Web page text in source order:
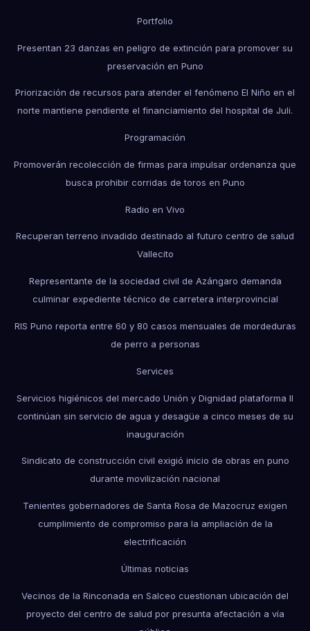
Portfolio
Presentan 23 danzas en peligro de extinción para promover su
preservación en Puno
Priorización de recursos para atender el fenómeno El Niño en el
norte mantiene pendiente el financiamiento del hospital de Juli.
Programación
Promoverán recolección de firmas para impulsar ordenanza que
busca prohibir corridas de toros en Puno
Radio en Vivo
Recuperan terreno invadido destinado al futuro centro de salud
Vallecito
Representante de la sociedad civil de Azángaro demanda
culminar expediente técnico de carretera interprovincial
RIS Puno reporta entre 60 y 80 casos mensuales de mordeduras
de perro a personas
Services
Servicios higiénicos del mercado Unión y Dignidad plataforma II
continúan sin servicio de agua y desagüe a cinco meses de su
inauguración
Sindicato de construcción civil exigió inicio de obras en puno
durante movilización nacional
Tenientes gobernadores de Santa Rosa de Mazocruz exigen
cumplimiento de compromiso para la ampliación de la
electrificación
Últimas noticias
Vecinos de la Rinconada en Salceo cuestionan ubicación del
proyecto del centro de salud por presunta afectación a vía